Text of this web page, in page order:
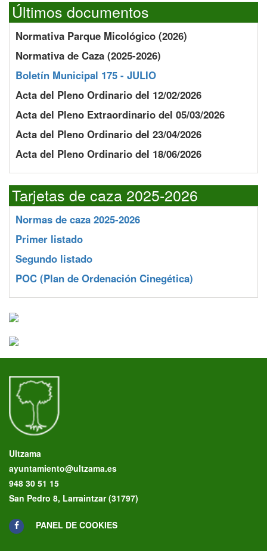
Últimos documentos
Normativa Parque Micológico (2026)
Normativa de Caza (2025-2026)
Boletín Municipal 175 - JULIO
Acta del Pleno Ordinario del 12/02/2026
Acta del Pleno Extraordinario del 05/03/2026
Acta del Pleno Ordinario del 23/04/2026
Acta del Pleno Ordinario del 18/06/2026
Tarjetas de caza 2025-2026
Normas de caza 2025-2026
Primer listado
Segundo listado
POC (Plan de Ordenación Cinegética)
Ultzama
ayuntamiento@ultzama.es
948 30 51 15
San Pedro 8, Larraintzar (31797)
PANEL DE COOKIES